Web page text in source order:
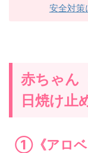
安全対策
赤ちゃん
日焼け止
①《アロベ